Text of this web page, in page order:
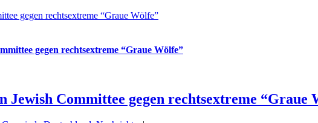
gegen rechtsextreme “Graue Wölfe”
gegen rechtsextreme “Graue Wölfe”
Committee gegen rechtsextreme “Graue